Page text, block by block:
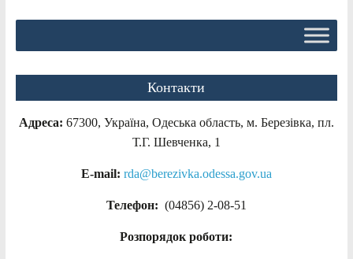
Контакти
Адреса: 67300, Україна, Одеська область, м. Березівка, пл.
Т.Г. Шевченка, 1
E-mail: rda@berezivka.odessa.gov.ua
Телефон: (04856) 2-08-51
Розпорядок роботи: